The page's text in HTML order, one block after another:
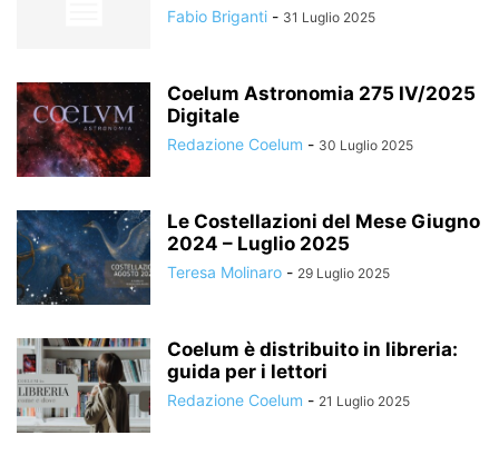
Fabio Briganti - 31 Luglio 2025
Coelum Astronomia 275 IV/2025
Digitale
Redazione Coelum - 30 Luglio 2025
Le Costellazioni del Mese Giugno
2024 – Luglio 2025
Teresa Molinaro - 29 Luglio 2025
Coelum è distribuito in libreria:
guida per i lettori
Redazione Coelum - 21 Luglio 2025